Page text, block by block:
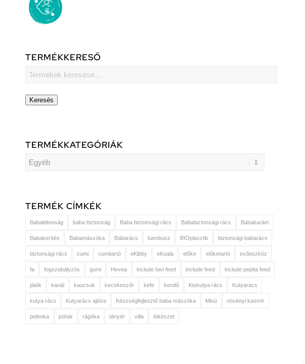
TERMÉKKERESŐ
Keresés
TERMÉKKATEGÓRIÁK
TERMÉK CÍMKÉK
Bababitonság baba biztonság Baba biztonsági rács Bababiztonsági rács Babakarám
Babakerítés Babamászóka Babarács bambusz BIOplasztik biztonsági babarács
biztonsági rács cumi cumitartó eKibby eKoala előke előketartó evőeszköz
fa fogszabályzós gumi Hevea include favi feed include feed include pepita feed
játék kanál kaucsuk kecskeszőr kefe kendő Kiskutya rács Kutyarács
kutya rács Kutyarács ajtóra Készségfejlesztő baba mászóka Minú növényi kasmír
pelenka pohár rágóka tányér villa étkészet